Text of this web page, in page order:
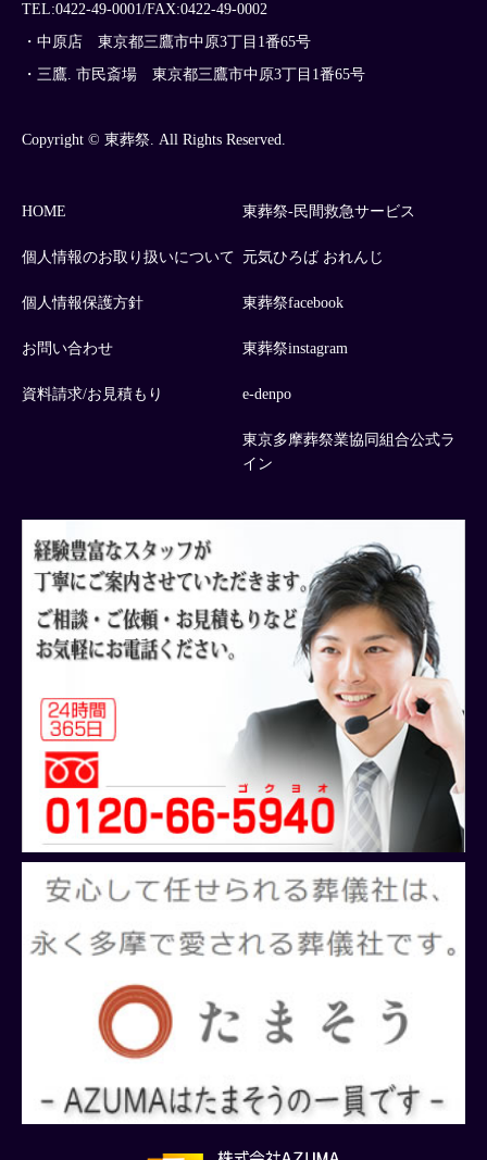
TEL:0422-49-0001/FAX:0422-49-0002
・中原店 東京都三鷹市中原3丁目1番65号
・三鷹. 市民斎場 東京都三鷹市中原3丁目1番65号
Copyright © 東葬祭. All Rights Reserved.
HOME
個人情報のお取り扱いについて
個人情報保護方針
お問い合わせ
資料請求/お見積もり
東葬祭-民間救急サービス
元気ひろば おれんじ
東葬祭facebook
東葬祭instagram
e-denpo
東京多摩葬祭業協同組合公式ラ
イン